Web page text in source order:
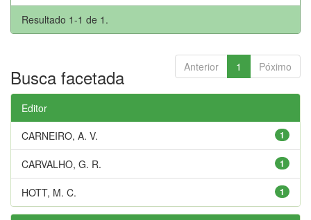
Resultado 1-1 de 1.
Anterior 1 Póximo
Busca facetada
Editor
1
CARNEIRO, A. V.
1
CARVALHO, G. R.
1
HOTT, M. C.